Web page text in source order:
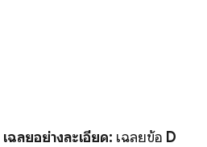
เฉลยอย่างละเอียด: เฉลยข้อ D